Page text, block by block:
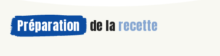
Préparation de la recette